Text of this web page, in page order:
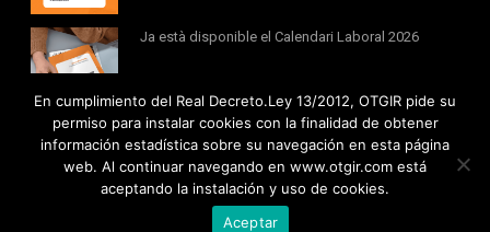
Ja està disponible el Calendari Laboral 2026
Tots els drets reservats © 2020 Otgir -Avís legal
Política de privacitat
En cumplimiento del Real Decreto.Ley 13/2012, OTGIR pide su
permiso para instalar cookies con la finalidad de obtener
información estadística sobre su navegación en esta página
web. Al continuar navegando en www.otgir.com está
aceptando la instalación y uso de cookies.
Aceptar